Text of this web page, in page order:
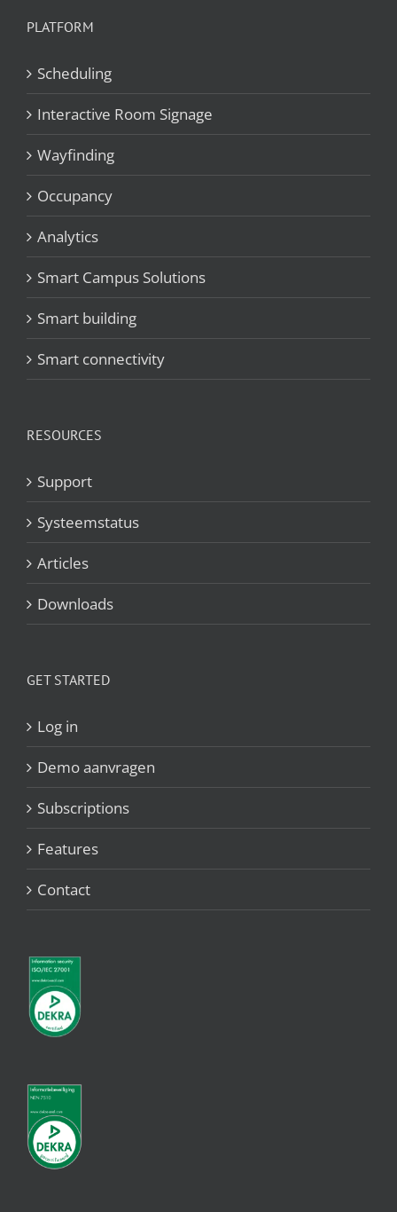
PLATFORM
Scheduling
Interactive Room Signage
Wayfinding
Occupancy
Analytics
Smart Campus Solutions
Smart building
Smart connectivity
RESOURCES
Support
Systeemstatus
Articles
Downloads
GET STARTED
Log in
Demo aanvragen
Subscriptions
Features
Contact